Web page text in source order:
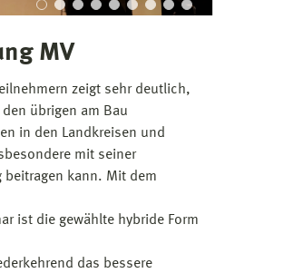
MV
zeigt sehr deutlich,
übrigen am Bau
in den Landkreisen und
mit seiner
beitragen kann. Mit dem
ist die gewählte hybride Form
das bessere